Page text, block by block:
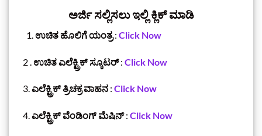
ಅರ್ಜಿ ಸಲ್ಲಿಸಲು ಇಲ್ಲಿ ಕ್ಲಿಕ್‌ ಮಾಡಿ
ಉಚಿತ ಹೊಲಿಗೆ ಯಂತ್ರ: Click Now
2 . ಉಚಿತ ಎಲೆಕ್ಟ್ರಿಕ್ ಸ್ಕೂಟರ್: Click Now
3.ಎಲೆಕ್ಟ್ರಿಕ್ ತ್ರಿಚಕ್ರ ವಾಹನ : Click Now
4.ಎಲೆಕ್ಟ್ರಿಕ್ ವೆಂಡಿಂಗ್ ಮೆಷಿನ್: Click Now